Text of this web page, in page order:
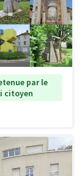
par le
citoyen